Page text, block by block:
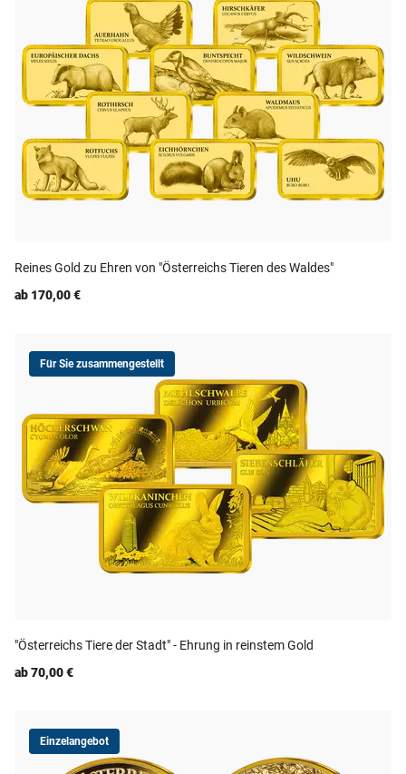
Reines Gold zu Ehren von "Österreichs Tieren des Waldes"
ab 170,00 €
Für Sie zusammengestellt
"Österreichs Tiere der Stadt" - Ehrung in reinstem Gold
ab 70,00 €
Einzelangebot